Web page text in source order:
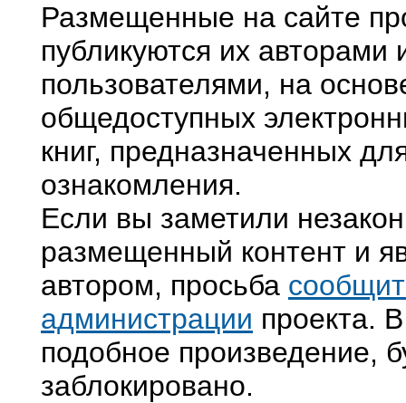
Размещенные на сайте
публикуются их авторами
пользователями, на
общедоступных
книг, предназначенных
ознакомления.
Если вы заметили
размещенный контент и
автором, просьба
администрации проекта.
подобное произведение,
заблокировано.